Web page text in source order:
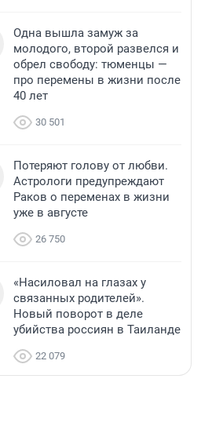
Одна вышла замуж за
молодого, второй развелся и
обрел свободу: тюменцы —
про перемены в жизни после
40 лет
30 501
Потеряют голову от любви.
Астрологи предупреждают
Раков о переменах в жизни
уже в августе
26 750
«Насиловал на глазах у
связанных родителей».
Новый поворот в деле
убийства россиян в Таиланде
22 079